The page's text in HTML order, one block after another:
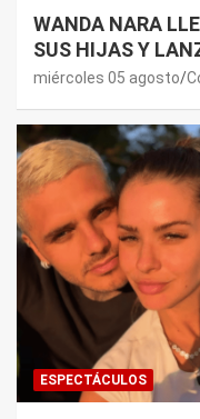
WANDA NARA
SUS HIJAS Y
PREMONICIÓN
miércoles 05 agosto
ESPECTÁCULOS